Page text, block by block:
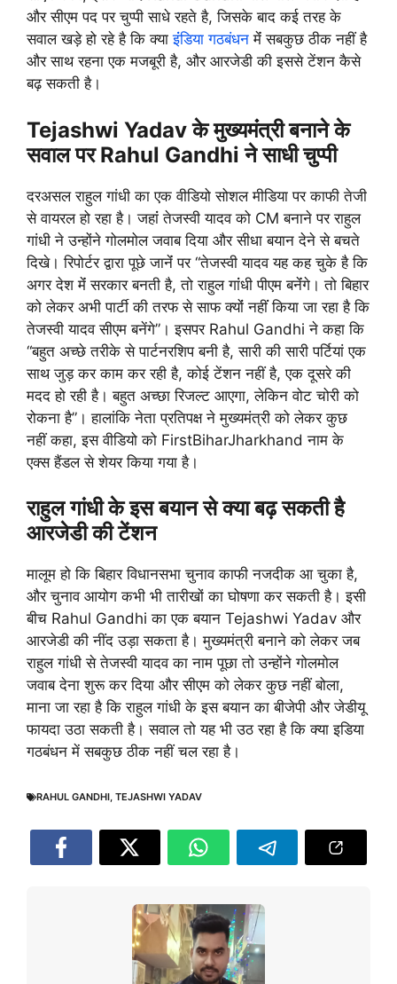
और सीएम पद पर चुप्पी साधे रहते है, जिसके बाद कई तरह के
सवाल खड़े हो रहे है कि क्याइंंडिया गठबंधन मेंं सबकुछ ठीक नहीं है
और साथ रहना एक मजबूरी है, और आरजेडी की इससे टेंशन कैसे
बढ़ सकती है।
Tejashwi Yadav के मुख्यमंंत्री बनाने के
सवाल पर Rahul Gandhi ने साधी चुप्पी
दरअसल राहुल गांधी का एक वीडियो सोशल मीडिया पर काफी तेजी
से वायरल हो रहा है। जहांं तेजस्वी यादव को CM बनाने पर राहुल
गांधी ने उन्होंने गोलमोल जवाब दिया और सीधा बयान देने से बचते
दिखे। रिपोर्टर द्वारा पूछे जानेंं पर “तेजस्वी यादव यह कह चुके है कि
अगर देश मेंं सरकार बनती है, तो राहुल गांंधी पीएम बनेंंगे। तो बिहार
को लेकर अभी पार्टी की तरफ से साफ क्योंं नहींं किया जा रहा है कि
तेजस्वी यादव सीएम बनेंगे”। इसपर Rahul Gandhi ने कहा कि
“बहुत अच्छे तरीके से पार्टनरशिप बनी है, सारी की सारी पर्टियां एक
साथ जुड़ कर काम कर रही है, कोई टेंशन नहीं है, एक दूसरे की
मदद हो रही है। बहुत अच्छा रिजल्ट आएगा, लेकिन वोट चोरी को
रोकना है”। हालांकि नेता प्रतिपक्ष ने मुख्यमंत्री को लेकर कुछ
नहीं कहा, इस वीडियो को FirstBiharJharkhand नाम के
एक्स हैंडल से शेयर किया गया है।
राहुल गांधी के इस बयान से क्या बढ़ सकती है
आरजेडी की टेंशन
मालूम हो कि बिहार विधानसभा चुनाव काफी नजदीक आ चुका है,
और चुनाव आयोग कभी भी तारीखों का घोषणा कर सकती है। इसी
बीच Rahul Gandhi का एक बयान Tejashwi Yadav और
आरजेडी की नींद उड़ा सकता है। मुख्यमंत्री बनाने को लेकर जब
राहुल गांधी से तेजस्वी यादव का नाम पूछा तो उन्होंने गोलमोल
जवाब देना शुरू कर दिया और सीएम को लेकर कुछ नहीं बोला,
माना जा रहा है कि राहुल गांधी के इस बयान का बीजेपी और जेडीयू
फायदा उठा सकती है। सवाल तो यह भी उठ रहा है कि क्या इडिया
गठबंधन में सबकुछ ठीक नहीं चल रहा है।
RAHUL GANDHI, TEJASHWI YADAV